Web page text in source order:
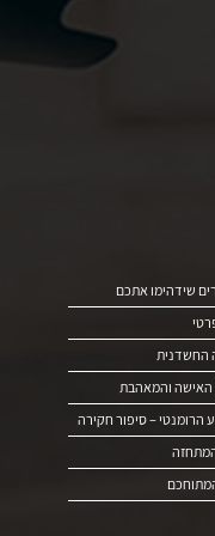
שידהימו אתכם
החשדנית
והמאהבת
הרומנטי – סיפור חקירה